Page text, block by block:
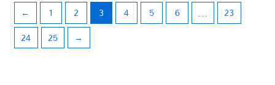
← 1 2 3 4 5 6 …
23
24
25 →